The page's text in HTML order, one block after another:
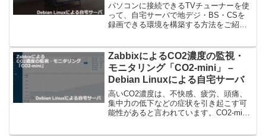
パソコンに接続できるTVチューナーを使
って、自宅サーバで地デジ・BS・CSを
録画できる環境を構築する方法をご紹介
TVチューナーを使用し、録画アプリケー
ション...
ZabbixによるCO2濃度の監視・
モニタリング「CO2-mini」 –
Debian Linuxによる自宅サーバ
高いCO2濃度は、不快感、疲労、頭痛、
集中力の低下などの症状を引き起こす可
能性があると言われています。CO2-mini